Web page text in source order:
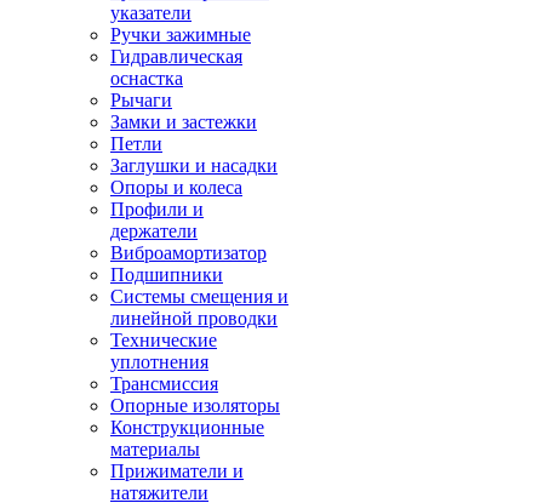
указатели
Ручки зажимные
Гидравлическая
оснастка
Рычаги
Замки и застежки
Петли
Заглушки и насадки
Опоры и колеса
Профили и
держатели
Виброамортизатор
Подшипники
Системы смещения и
линейной проводки
Технические
уплотнения
Трансмиссия
Опорные изоляторы
Конструкционные
материалы
Прижиматели и
натяжители